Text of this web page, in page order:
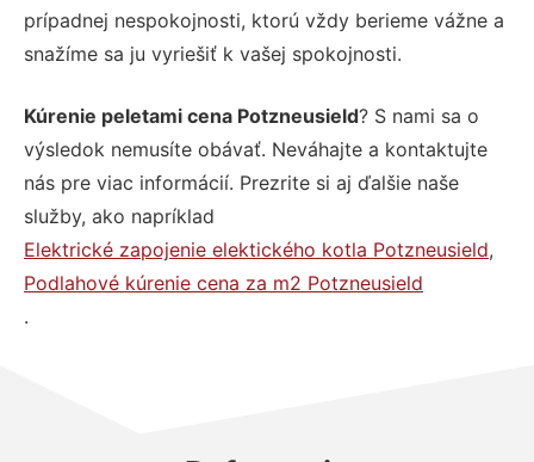
prípadnej nespokojnosti, ktorú vždy berieme vážne a
snažíme sa ju vyriešiť k vašej spokojnosti.
Kúrenie peletami cena Potzneusield? S nami sa o
výsledok nemusíte obávať. Neváhajte a kontaktujte
nás pre viac informácií. Prezrite si aj ďalšie naše
služby, ako napríklad
Elektrické zapojenie elektického kotla Potzneusield,
Podlahové kúrenie cena za m2 Potzneusield
.